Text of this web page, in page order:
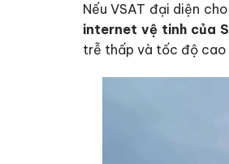
Nếu VSAT đại diện
internet vệ tinh của
trễ thấp và tốc độ cao